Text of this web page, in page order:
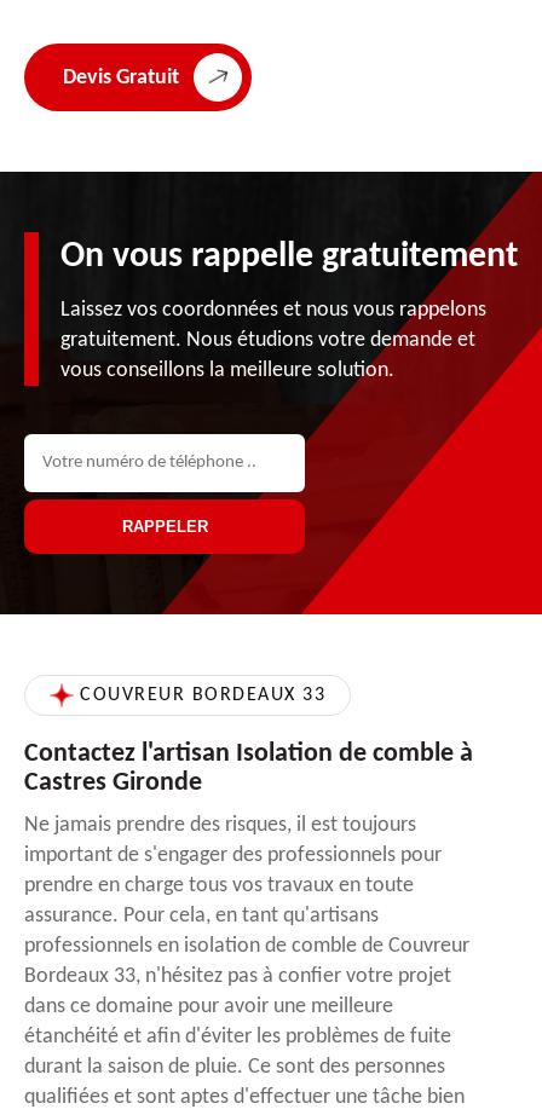
Devis Gratuit
On vous rappelle gratuitement
Laissez vos coordonnées et nous vous rappelons
gratuitement. Nous étudions votre demande et
vous conseillons la meilleure solution.
COUVREUR BORDEAUX 33
Contactez l'artisan Isolation de comble à
Castres Gironde
Ne jamais prendre des risques, il est toujours
important de s'engager des professionnels pour
prendre en charge tous vos travaux en toute
assurance. Pour cela, en tant qu'artisans
professionnels en isolation de comble de Couvreur
Bordeaux 33, n'hésitez pas à confier votre projet
dans ce domaine pour avoir une meilleure
étanchéité et afin d'éviter les problèmes de fuite
durant la saison de pluie. Ce sont des personnes
qualifiées et sont aptes d'effectuer une tâche bien